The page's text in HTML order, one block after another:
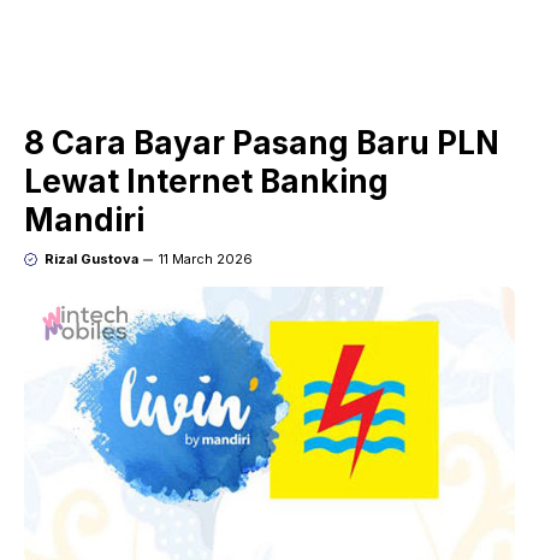
8 Cara Bayar Pasang Baru PLN
Lewat Internet Banking
Mandiri
Rizal Gustova 11 March 2026